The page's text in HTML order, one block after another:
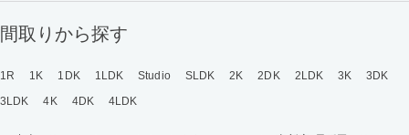
間取りから探す
1R 1K 1DK 1LDK Studio SLDK 2K 2DK 2LDK 3K
3DK
3LDK
4K 4DK 4LDK